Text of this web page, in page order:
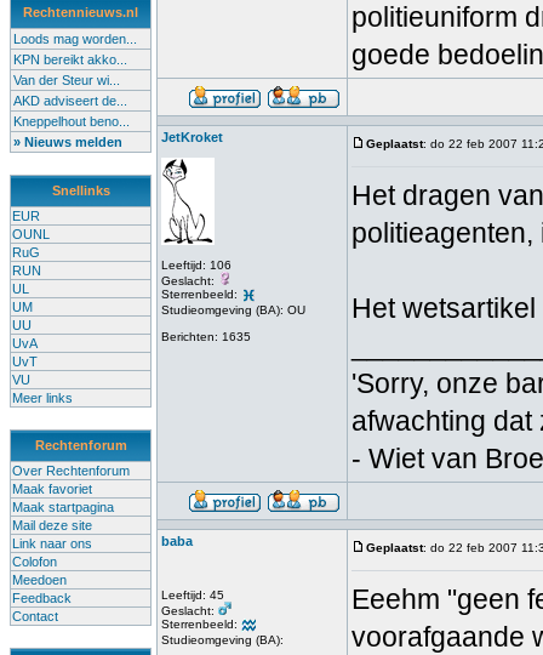
Rechtennieuws.nl
Loods mag worden...
KPN bereikt akko...
Van der Steur wi...
AKD adviseert de...
Kneppelhout beno...
» Nieuws melden
Snellinks
EUR
OUNL
RuG
RUN
UL
UM
UU
UvA
UvT
VU
Meer links
Rechtenforum
Over Rechtenforum
Maak favoriet
Maak startpagina
Mail deze site
Link naar ons
Colofon
Meedoen
Feedback
Contact
politieuniform
goede
JetKroket
Leeftijd: 106
Geslacht:
Sterrenbeeld:
Studieomgeving (BA): OU
Berichten: 1635
Geplaatst: do 22 feb 2007
Het dragen
Het
'Sorry, onze
afwachting dat
- Wiet van
baba
Leeftijd: 45
Geslacht:
Sterrenbeeld:
Studieomgeving (BA):
Geplaatst: do 22 feb 2007
Eeehm "geen
voorafgaande